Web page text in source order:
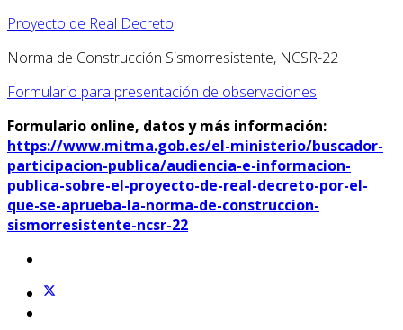
Proyecto de Real Decreto
Norma de Construcción Sismorresistente, NCSR-22
Formulario para presentación de observaciones
Formulario online, datos y más información:
https://www.mitma.gob.es/el-ministerio/buscador-
participacion-publica/audiencia-e-informacion-
publica-sobre-el-proyecto-de-real-decreto-por-el-
que-se-aprueba-la-norma-de-construccion-
sismorresistente-ncsr-22